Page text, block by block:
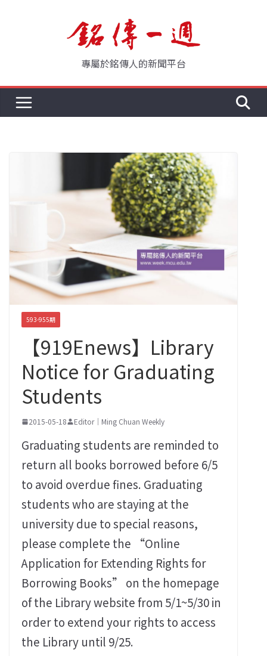
專屬於銘傳人的新聞平台
593-955期
【919Enews】Library
Notice for Graduating
Students
2015-05-18 Editor｜Ming Chuan Weekly
Graduating students are reminded to
return all books borrowed before 6/5
to avoid overdue fines. Graduating
students who are staying at the
university due to special reasons,
please complete the “Online
Application for Extending Rights for
Borrowing Books” on the homepage
of the Library website from 5/1~5/30 in
order to extend your rights to access
the Library until 9/25.